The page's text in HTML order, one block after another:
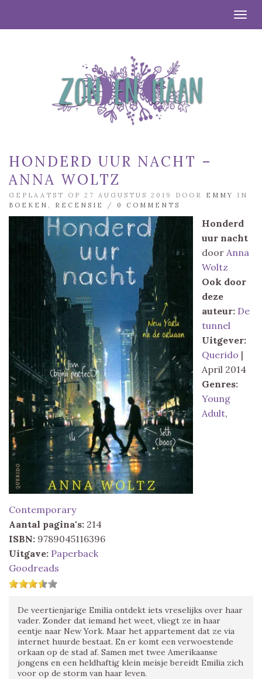
HONDERD UUR NACHT –
ANNA WOLTZ
GEPLAATST OP 27 AUGUSTUS 2019 DOOR EMMY
IN
BOEKEN
RECENSIE / 0 COMMENTS
Honderd
uur nacht
door Anna
Woltz
Ook door
deze
auteur: De
tunnel
Uitgever:
Querido |
April 2014
Genres:
Young
Adult,
Contemporary
Aantal pagina's: 214
ISBN: 9789045116396
Uitgave: Paperback
Goodreads
De veertienjarige Emilia ontdekt iets vreselijks over haar
vader. Zonder dat iemand het weet, vliegt ze in haar
eentje naar New York. Maar het appartement dat ze via
internet huurde bestaat. En er komt een verwoestende
orkaan op de stad af. Samen met twee Amerikaanse
jongens en een heldhaftig klein meisje bereidt Emilia zich
voor op de storm van haar leven.